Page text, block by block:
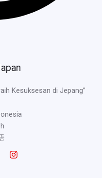
Kesuksesan di Jepang”